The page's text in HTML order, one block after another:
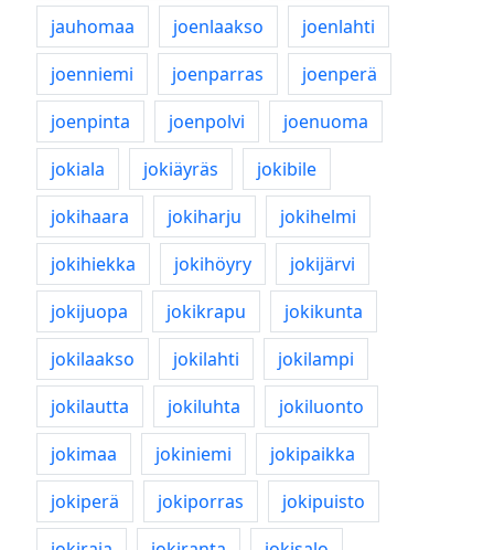
jauhomaa
joenlaakso
joenlahti
joenniemi
joenparras
joenperä
joenpinta
joenpolvi
joenuoma
jokiala
jokiäyräs
jokibile
jokihaara
jokiharju
jokihelmi
jokihiekka
jokihöyry
jokijärvi
jokijuopa
jokikrapu
jokikunta
jokilaakso
jokilahti
jokilampi
jokilautta
jokiluhta
jokiluonto
jokimaa
jokiniemi
jokipaikka
jokiperä
jokiporras
jokipuisto